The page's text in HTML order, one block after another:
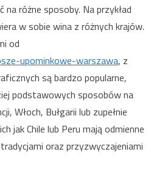
różne sposoby. Na przykład
w sobie wina z różnych krajów.
od
upominkowe-warszawa, z
są bardzo popularne,
podstawowych sposobów na
Włoch, Bułgarii lub zupełnie
jak Chile lub Peru mają odmienne
oraz przyzwyczajeniami